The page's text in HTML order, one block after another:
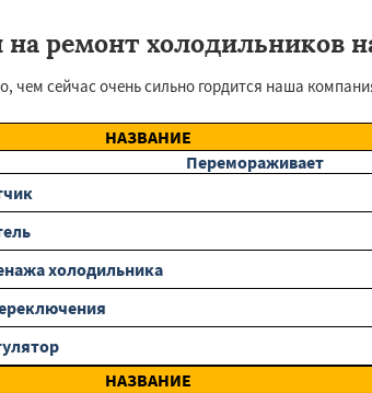
ремонт холодильников
чем сейчас очень сильно гордится наша
НАЗВАНИЕ
Перемораживает
холодильника
НАЗВАНИЕ